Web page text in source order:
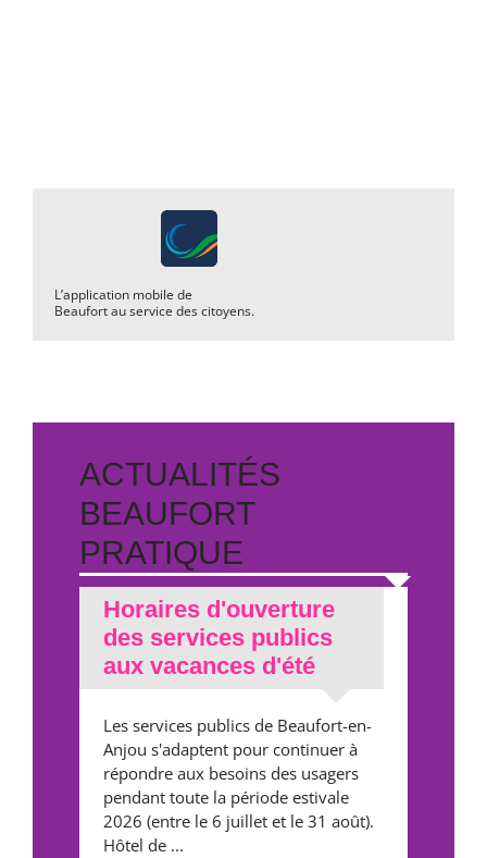
L’application mobile de
Beaufort au service des citoyens.
ACTUALITÉS
BEAUFORT
PRATIQUE
Horaires d'ouverture
des services publics
aux vacances d'été
Les services publics de Beaufort-en-
Anjou s'adaptent pour continuer à
répondre aux besoins des usagers
pendant toute la période estivale
2026 (entre le 6 juillet et le 31 août).
Hôtel de ...